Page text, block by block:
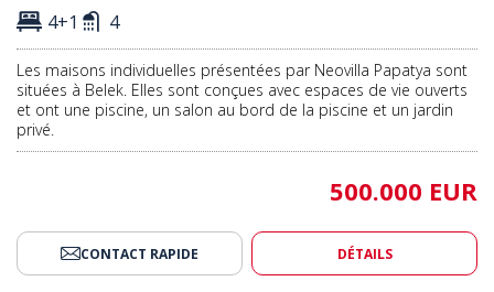
4+1 4
Les maisons individuelles présentées par Neovilla Papatya sont
situées à Belek. Elles sont conçues avec espaces de vie ouverts
et ont une piscine, un salon au bord de la piscine et un jardin
privé.
500.000 EUR
CONTACT RAPIDE DÉTAILS